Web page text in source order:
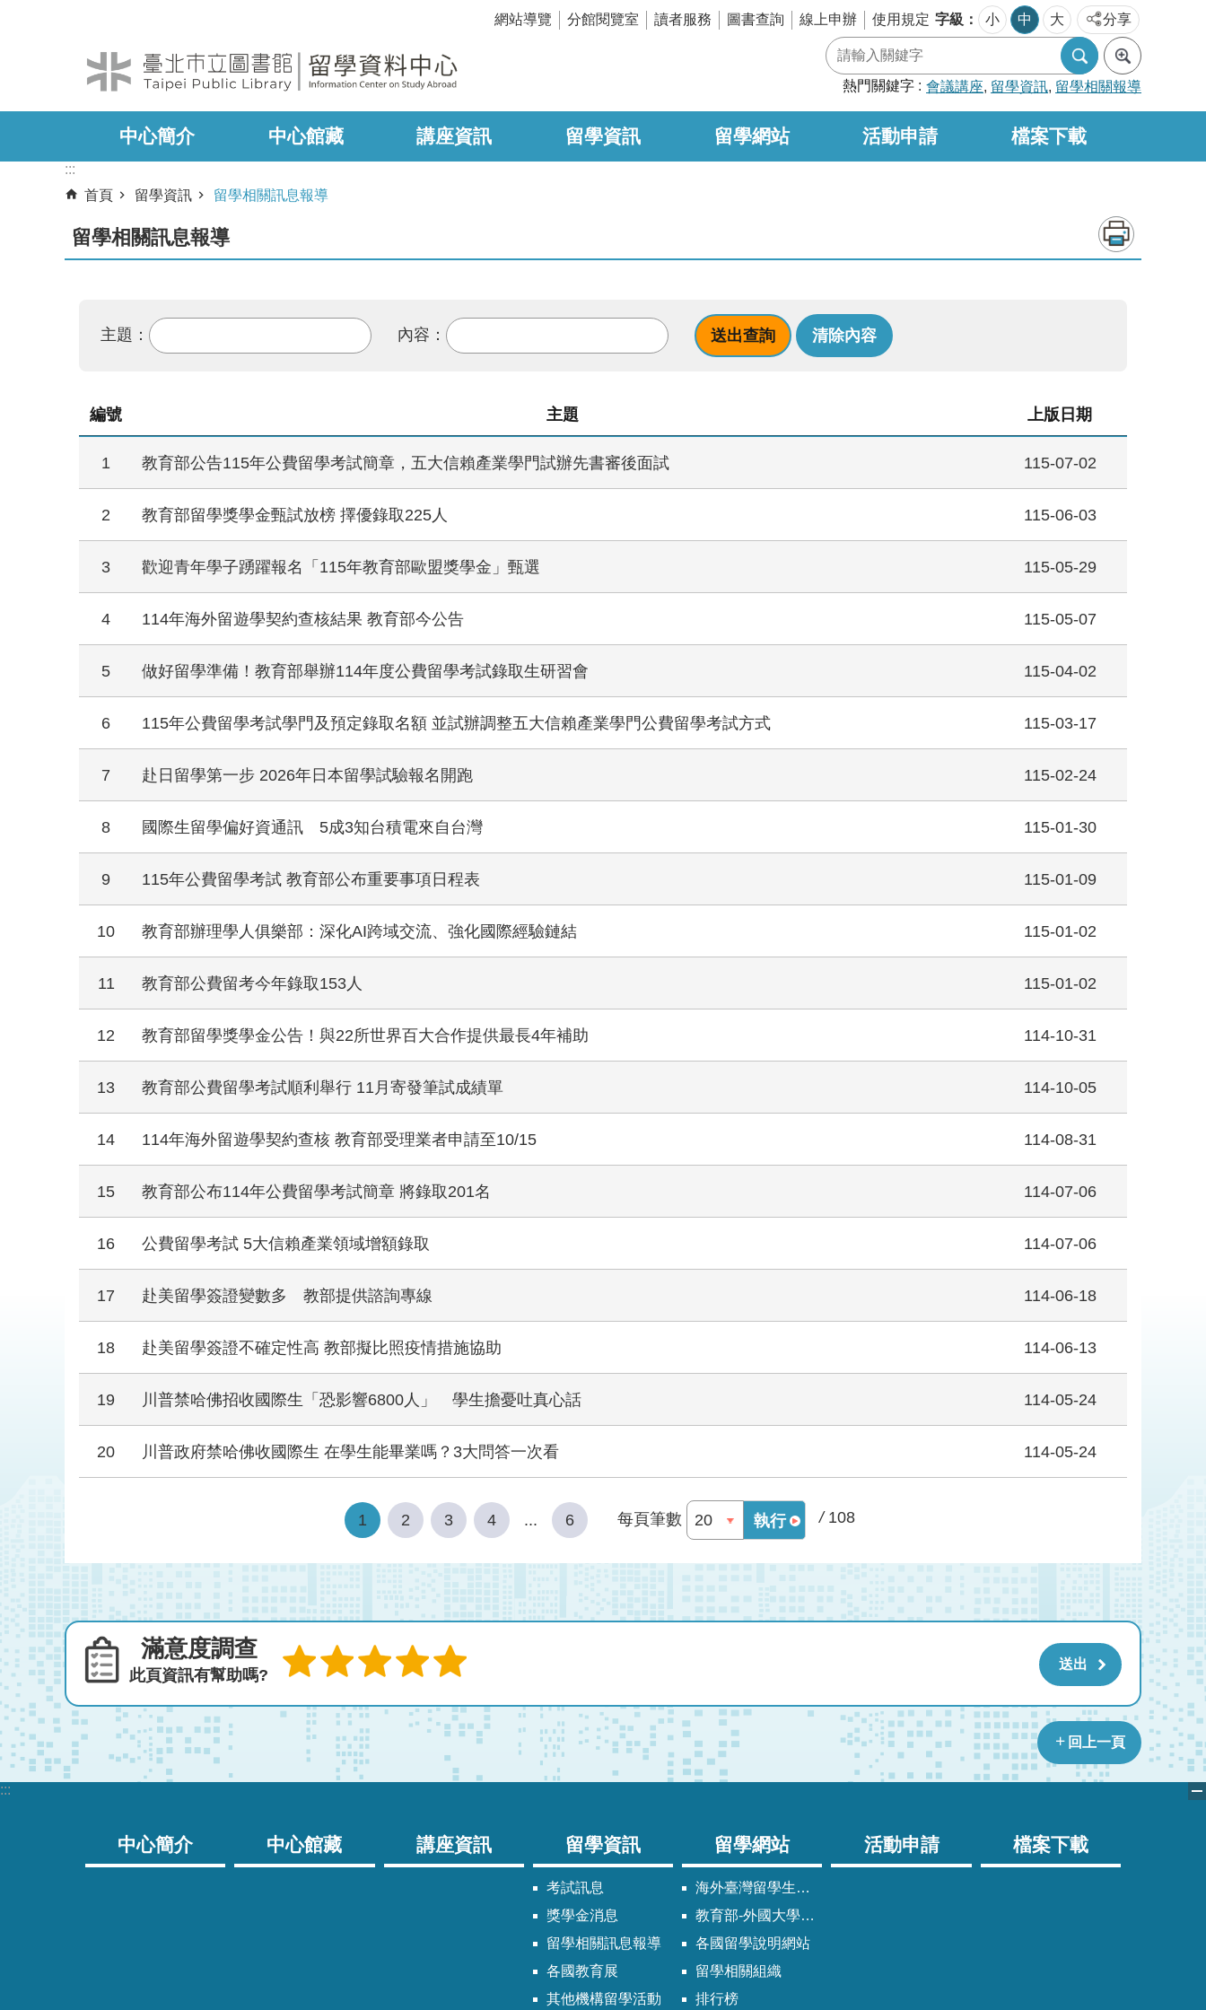
網站導覽 分館閱覽室 讀者服務 圖書查詢 線上申辦 使用規定 字級 小 中 大 分享
熱門關鍵字 會議講座 留學資訊 留學相關報導
中心簡介 中心館藏 講座資訊 留學資訊 留學網站 活動申請 檔案下載
:::
首頁
留學資訊 留學相關訊息報導
留學相關訊息報導
主題： 內容：
編號 主題 上版日期
1 教育部公告115年公費留學考試簡章，五大信賴產業學門試辦先書審後面試 115-07-02
2 教育部留學獎學金甄試放榜 擇優錄取225人 115-06-03
3 歡迎青年學子踴躍報名「115年教育部歐盟獎學金」甄選 115-05-29
4 114年海外留遊學契約查核結果 教育部今公告 115-05-07
5 做好留學準備！教育部舉辦114年度公費留學考試錄取生研習會 115-04-02
6 115年公費留學考試學門及預定錄取名額 並試辦調整五大信賴產業學門公費留學考試方式 115-03-17
7 赴日留學第一步 2026年日本留學試驗報名開跑 115-02-24
8 國際生留學偏好資通訊 5成3知台積電來自台灣 115-01-30
9 115年公費留學考試 教育部公布重要事項日程表 115-01-09
10 教育部辦理學人俱樂部：深化AI跨域交流、強化國際經驗鏈結 115-01-02
11 教育部公費留考今年錄取153人 115-01-02
12 教育部留學獎學金公告！與22所世界百大合作提供最長4年補助 114-10-31
13 教育部公費留學考試順利舉行 11月寄發筆試成績單 114-10-05
14 114年海外留遊學契約查核 教育部受理業者申請至10/15 114-08-31
15 教育部公布114年公費留學考試簡章 將錄取201名 114-07-06
16 公費留學考試 5大信賴產業領域增額錄取 114-07-06
17 赴美留學簽證變數多 教部提供諮詢專線 114-06-18
18 赴美留學簽證不確定性高 教部擬比照疫情措施協助 114-06-13
19 川普禁哈佛招收國際生「恐影響6800人」 學生擔憂吐真心話 114-05-24
20 川普政府禁哈佛收國際生 在學生能畢業嗎？3大問答一次看 114-05-24
1 2 3 4 ... 6 每頁筆數 執行 / 108
滿意度調查
此頁資訊有幫助嗎?
回上一頁
:::
中心簡介 中心館藏 講座資訊 留學資訊
考試訊息
獎學金消息
留學相關訊息報導
各國教育展
其他機構留學活動
留學網站
海外臺灣留學生同學會
教育部-外國大學校院參考名冊專區
各國留學說明網站
留學相關組織
排行榜
活動申請 檔案下載